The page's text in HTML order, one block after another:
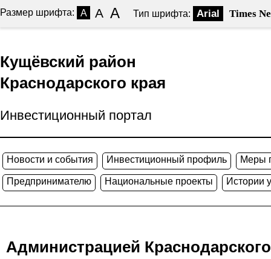
Размер шрифта: A A A Тип шрифта: Arial Times
Кущёвский район
Краснодарского края
Инвестиционный портал
Новости и события Инвестиционный профиль Меры
Предпринимателю Национальные проекты Истории
Администрацией